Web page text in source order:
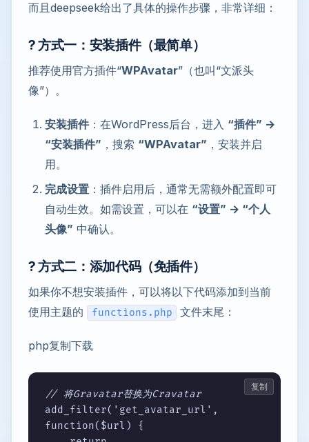
而且deepseek给出了具体的操作步骤，非常详细：
? 方式一：安装插件（最简单）
推荐使用官方插件“WPAvatar”（也叫“文派头
像”）。
安装插件：在WordPress后台，进入 “插件” →
“安装插件” ，搜索 “WPAvatar” ，安装并启
用。
完成设置 ：插件启用后，通常无需额外配置即可
自动生效。如需设置，可以在 “设置” → “个人
头像” 中确认。
? 方式二：添加代码（免插件）
如果你不想安装插件，可以将以下代码添加到当前
使用主题的
functions.php 文件末尾：
php复制下载
// 将Gravatar替换为Cravatar
add_filter('get_avatar_url',
function($url) {
复制